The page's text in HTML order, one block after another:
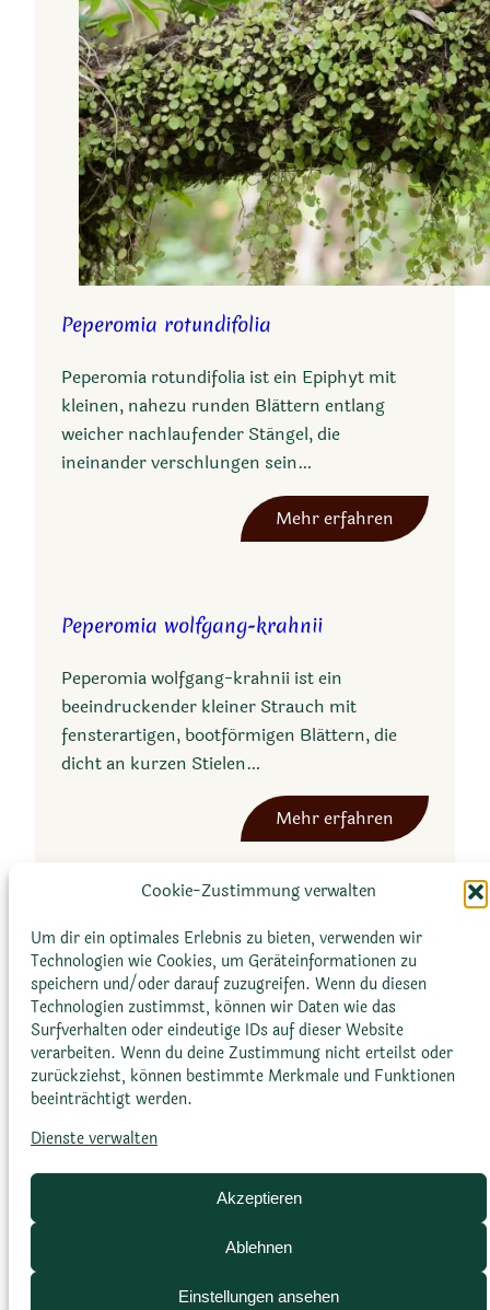
Cookie-Zustimmung verwalten
Um dir ein optimales Erlebnis zu bieten, verwenden wir
Technologien wie Cookies, um Geräteinformationen zu
speichern und/oder darauf zuzugreifen. Wenn du diesen
Technologien zustimmst, können wir Daten wie das
Surfverhalten oder eindeutige IDs auf dieser Website
verarbeiten. Wenn du deine Zustimmung nicht erteilst oder
zurückziehst, können bestimmte Merkmale und Funktionen
beeinträchtigt werden.
Dienste verwalten
Akzeptieren
Ablehnen
Einstellungen ansehen
Peperomia rotundifolia
Peperomia rotundifolia ist ein Epiphyt mit
kleinen, nahezu runden Blättern entlang
weicher nachlaufender Stängel, die
ineinander verschlungen sein…
Mehr erfahren
P
i
r
d
i
f
o
l
i
Peperomia wolfgang-krahnii
Peperomia wolfgang-krahnii ist ein
beeindruckender kleiner Strauch mit
fensterartigen, bootförmigen Blättern, die
dicht an kurzen Stielen…
Mehr erfahren
P
e
r
o
m
i
a
GlossarDatenschutz­erklärung
Cookie-Richtlinie (EU)